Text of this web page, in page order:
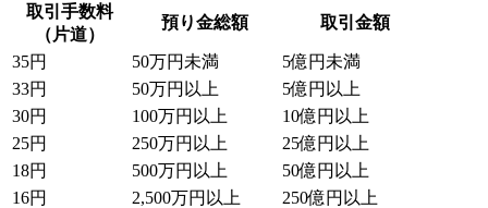
取引手数料
（片道）
預り金総額 取引金額
35円 50万円未満
5億円未満
33円
50万円以上
5億円以上
30円
100万円以上
10億円以上
25円
250万円以上
25億円以上
18円
500万円以上
50億円以上
16円
2,500万円以上
250億円以上